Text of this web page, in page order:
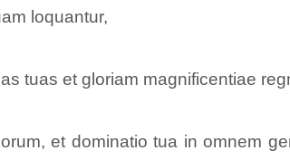
loquantur,
tuas et gloriam magnificentiae
et dominatio tua in omnem